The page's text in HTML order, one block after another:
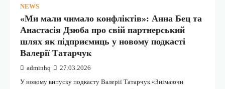
NEWS
«Ми мали чимало конфліктів»: Анна Бец та
Анастасія Дзюба про свій партнерський
шлях як підприємиць у новому подкасті
Валерії Татарчук
adminhq 27.03.2026
У новому випуску подкасту Валерії Татарчук «Знімаючи